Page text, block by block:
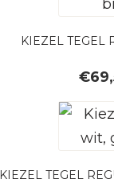
KIEZEL TEGEL
€
KIEZEL TEGEL